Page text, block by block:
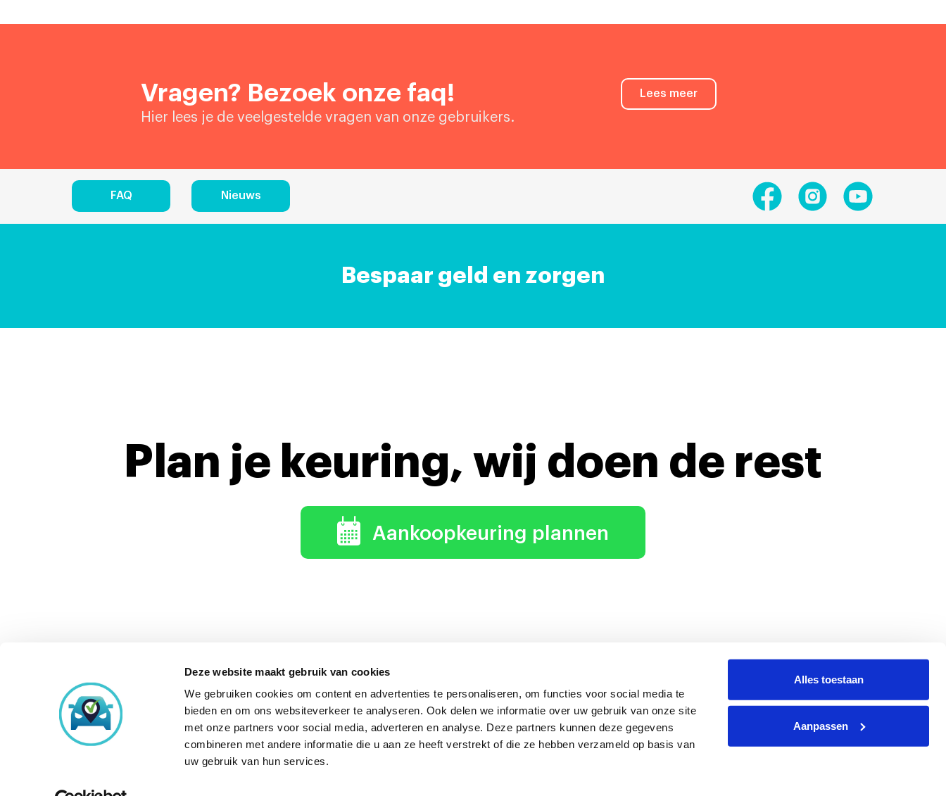
Deze website maakt gebruik van cookies
We gebruiken cookies om content en advertenties te personaliseren, om functies voor social media te
bieden en om ons websiteverkeer te analyseren. Ook delen we informatie over uw gebruik van onze site
met onze partners voor social media, adverteren en analyse. Deze partners kunnen deze gegevens
combineren met andere informatie die u aan ze heeft verstrekt of die ze hebben verzameld op basis van
uw gebruik van hun services.
Alles toestaan
Aanpassen
Vragen? Bezoek onze faq!
Hier lees je de veelgestelde vragen van onze gebruikers.
Lees meer
FAQ Nieuws
Bespaar geld en zorgen
Plan je keuring, wij doen de rest
Aankoopkeuring plannen
Onze aankoopkeuring verdient zich altijd terug Hoe dan?